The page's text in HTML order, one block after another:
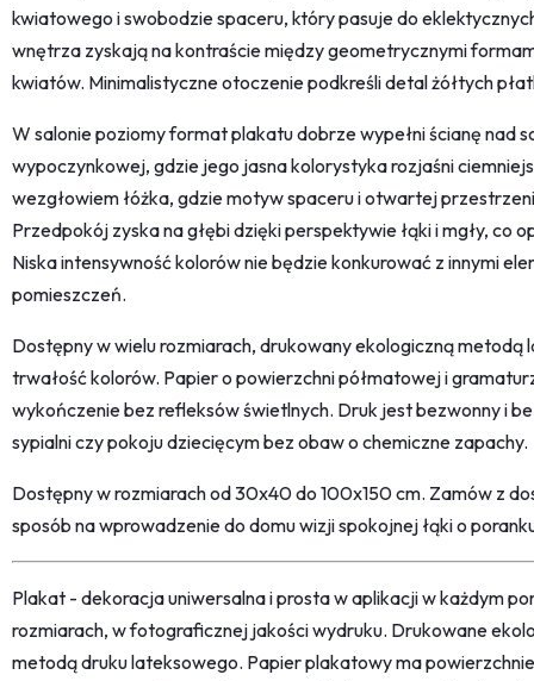
kwiatowego i swobodzie spaceru, który pasuje do
wnętrza zyskają na kontraście między geometrycznymi
kwiatów. Minimalistyczne otoczenie podkreśli detal żółtych
W salonie poziomy format plakatu dobrze wypełni ścianę nad
wypoczynkowej, gdzie jego jasna kolorystyka rozjaśni
wezgłowiem łóżka, gdzie motyw spaceru i otwartej
Przedpokój zyska na głębi dzięki perspektywie łąki i mgły, co
Niska intensywność kolorów nie będzie konkurować z innymi
pomieszczeń.
Dostępny w wielu rozmiarach, drukowany ekologiczną metodą
trwałość kolorów. Papier o powierzchni półmatowej i
wykończenie bez refleksów świetlnych. Druk jest bezwonny i
sypialni czy pokoju dziecięcym bez obaw o chemiczne zapachy.
Dostępny w rozmiarach od 30x40 do 100x150 cm. Zamów z
sposób na wprowadzenie do domu wizji spokojnej łąki o
Plakat - dekoracja uniwersalna i prosta w aplikacji w każdym
rozmiarach, w fotograficznej jakości wydruku. Drukowane
metodą druku lateksowego. Papier plakatowy ma